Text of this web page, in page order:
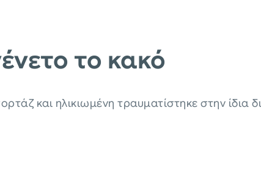
το κακό
και ηλικιωμένη τραυματίστηκε στην ίδια